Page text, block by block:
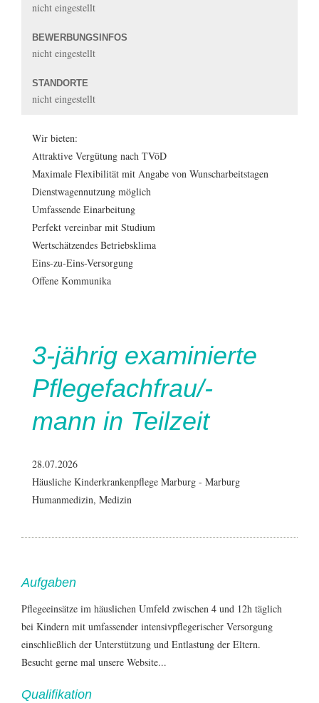
nicht eingestellt
BEWERBUNGSINFOS
nicht eingestellt
STANDORTE
nicht eingestellt
Wir bieten:
Attraktive Vergütung nach TVöD
Maximale Flexibilität mit Angabe von Wunscharbeitstagen
Dienstwagennutzung möglich
Umfassende Einarbeitung
Perfekt vereinbar mit Studium
Wertschätzendes Betriebsklima
Eins-zu-Eins-Versorgung
Offene Kommunika
3-jährig examinierte
Pflegefachfrau/-
mann in Teilzeit
28.07.2026
Häusliche Kinderkrankenpflege Marburg - Marburg
Humanmedizin, Medizin
Aufgaben
Pflegeeinsätze im häuslichen Umfeld zwischen 4 und 12h täglich
bei Kindern mit umfassender intensivpflegerischer Versorgung
einschließlich der Unterstützung und Entlastung der Eltern.
Besucht gerne mal unsere Website...
Qualifikation